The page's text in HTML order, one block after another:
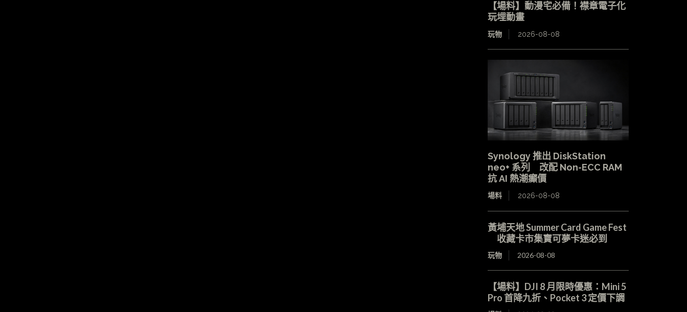
【場料】動漫宅必備！襟章電子化
玩埋動畫
玩物 2026-08-08
Synology 推出 DiskStation
neo+ 系列 改配 Non-ECC RAM
抗 AI 熱潮癲價
場料 2026-08-08
黃埔天地 Summer Card Game Fest
收藏卡市集寶可夢卡迷必到
玩物 2026-08-08
【場料】DJI 8 月限時優惠：Mini 5
Pro 首降九折、Pocket 3 定價下調